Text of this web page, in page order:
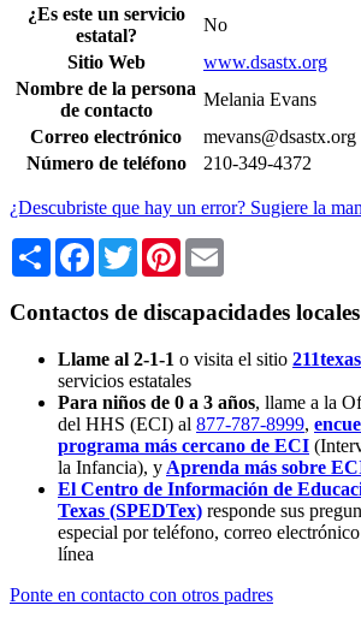
¿Es este un servicio
estatal?
No
Sitio Web
www.dsastx.org
Nombre de la persona
de contacto
Melania Evans
Correo electrónico
mevans@dsastx.org
Número de teléfono
210-349-4372
¿Descubriste que hay un error? Sugiere la
Share Facebook
TwitterPinterest
Contactos de discapacidades locales
Llame al 2-1-1 o visita el sitio
servicios estatales
Para niños de 0 a 3 años, llame a la
del HHS (ECI) al 877-787-8999,
programa más cercano de ECI
la Infancia), y Aprenda más sobre
El Centro de Información de
Texas (SPEDTex) responde sus
especial por teléfono, correo
línea
Ponte en contacto con otros padres